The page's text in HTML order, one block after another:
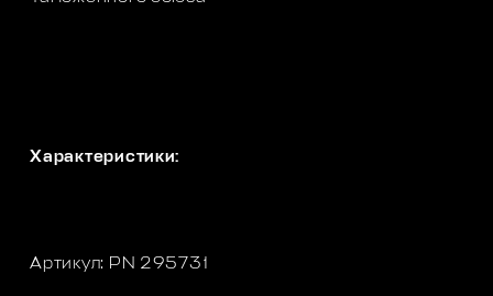
Характеристики:
Артикул: PN 295731